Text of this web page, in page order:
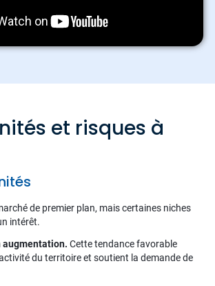
et risques à
de premier plan, mais certaines niches
intérêt.
augmentation. Cette tendance favorable
du territoire et soutient la demande de